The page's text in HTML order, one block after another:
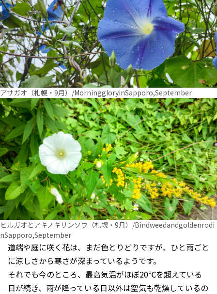
アサガオ（札幌・9月）/MorninggloryinSapporo,September
ヒルガオとアキノキリンソウ（札幌・9月）/Bindweedandgoldenrodi
nSapporo,September
道端や庭に咲く花は、まだ色とりどりですが、ひと雨ごと
に涼しさから寒さが深まっているようです。
それでも今のところ、最高気温がほぼ20℃を超えている
日が続き、雨が降っている日以外は空気も乾燥しているの